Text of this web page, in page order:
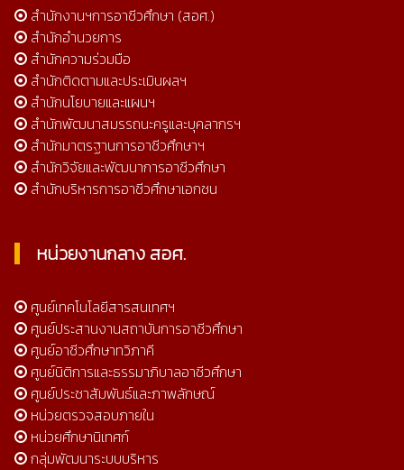
สำนักงานฯการอาชีวศึกษา (สอศ.)
สำนักอำนวยการ
สำนักความร่วมมือ
สำนักติดตามและประเมินผลฯ
สำนักนโยบายและแผนฯ
สำนักพัฒนาสมรรถนะครูและบุคลากรฯ
สำนักมาตรฐานการอาชีวศึกษาฯ
สำนักวิจัยและพัฒนาการอาชีวศึกษา
สำนักบริหารการอาชีวศึกษาเอกชน
หน่วยงานกลาง สอศ.
ศูนย์เทคโนโลยีสารสนเทศฯ
ศูนย์ประสานงานสถาบันการอาชีวศึกษา
ศูนย์อาชีวศึกษาทวิภาคี
ศูนย์นิติการและธรรมาภิบาลอาชีวศึกษา
ศูนย์ประชาสัมพันธ์และภาพลักษณ์
หน่วยตรวจสอบภายใน
หน่วยศึกษานิเทศก์
กลุ่มพัฒนาระบบบริหาร